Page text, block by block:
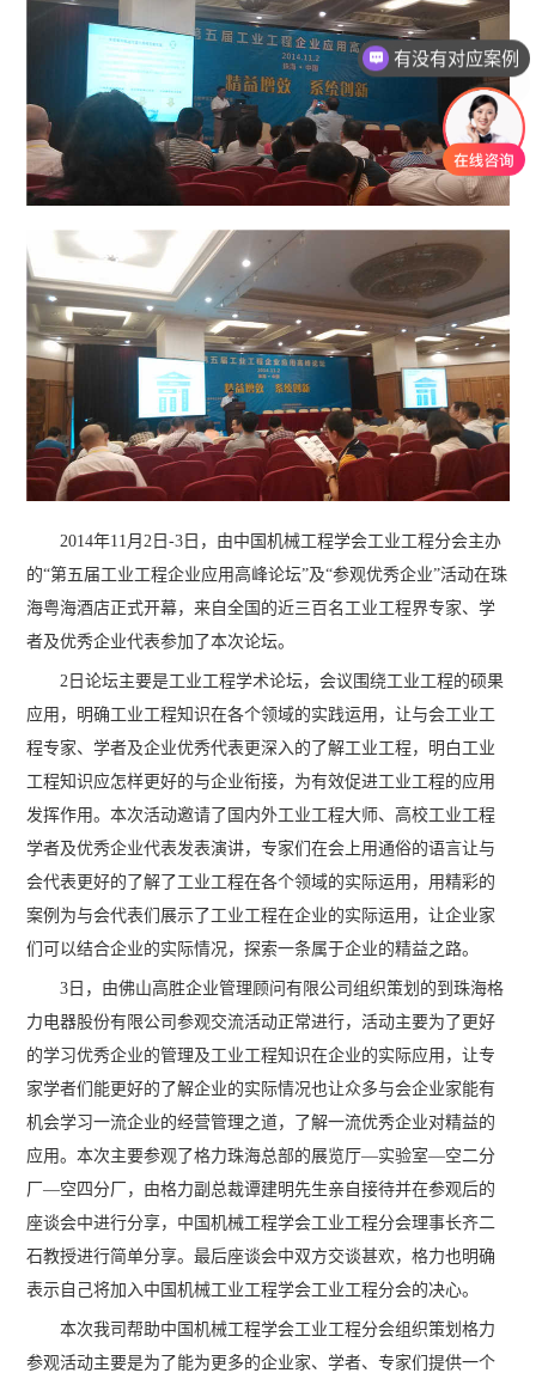
2014年11月2日-3日，由中国机械工程学会工业工程分会主办
的“第五届工业工程企业应用高峰论坛”及“参观优秀企业”活动在珠
海粤海酒店正式开幕，来自全国的近三百名工业工程界专家、学
者及优秀企业代表参加了本次论坛。
2日论坛主要是工业工程学术论坛，会议围绕工业工程的硕果
应用，明确工业工程知识在各个领域的实践运用，让与会工业工
程专家、学者及企业优秀代表更深入的了解工业工程，明白工业
工程知识应怎样更好的与企业衔接，为有效促进工业工程的应用
发挥作用。本次活动邀请了国内外工业工程大师、高校工业工程
学者及优秀企业代表发表演讲，专家们在会上用通俗的语言让与
会代表更好的了解了工业工程在各个领域的实际运用，用精彩的
案例为与会代表们展示了工业工程在企业的实际运用，让企业家
们可以结合企业的实际情况，探索一条属于企业的精益之路。
3日，由佛山高胜企业管理顾问有限公司组织策划的到珠海格
力电器股份有限公司参观交流活动正常进行，活动主要为了更好
的学习优秀企业的管理及工业工程知识在企业的实际应用，让专
家学者们能更好的了解企业的实际情况也让众多与会企业家能有
机会学习一流企业的经营管理之道，了解一流优秀企业对精益的
应用。本次主要参观了格力珠海总部的展览厅—实验室—空二分
厂—空四分厂，由格力副总裁谭建明先生亲自接待并在参观后的
座谈会中进行分享，中国机械工程学会工业工程分会理事长齐二
石教授进行简单分享。最后座谈会中双方交谈甚欢，格力也明确
表示自己将加入中国机械工业工程学会工业工程分会的决心。
本次我司帮助中国机械工程学会工业工程分会组织策划格力
参观活动主要是为了能为更多的企业家、学者、专家们提供一个
有没有对应案例
老师可以上面拜访吗？